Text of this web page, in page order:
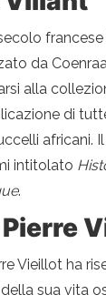
francese
da
alla
di
africani.
intitolato
.
Vieillot ha
sua vita